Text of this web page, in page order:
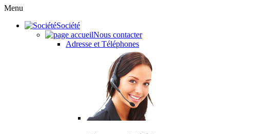
Menu
Société
Nous contacter
Adresse et Téléphones